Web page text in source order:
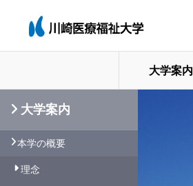
大学案内
大学案内
本学の概要
理念